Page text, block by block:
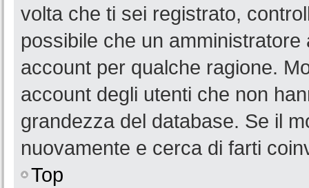
volta che ti sei registrato,
possibile che un
account per qualche ragione.
account degli utenti che non
grandezza del database. Se il
nuovamente e cerca di farti
Top